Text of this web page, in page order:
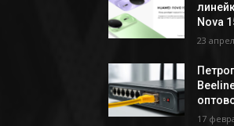
Nova
23
17